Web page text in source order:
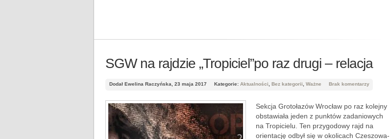
SGW na rajdzie „Tropiciel”po raz drugi – relacja
Dodał Ewelina Raczyńska, 23 maja 2017 Kategorie: Aktualności Bez kategorii Ważne Brak komentarzy
Sekcja Grotołazów Wrocław po raz kolejny
obstawiała jeden z punktów zadaniowych
na Tropicielu. Ten przygodowy rajd na
orientację odbył się w okolicach Czeszowa-